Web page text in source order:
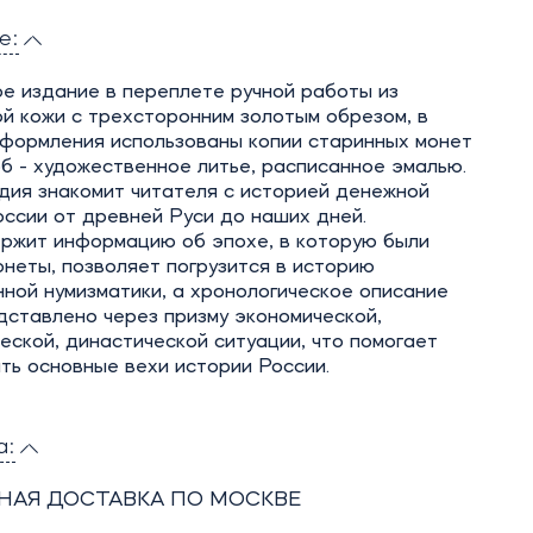
издание в переплете ручной работы из
кожи с трехсторонним золотым обрезом, в
использованы копии старинных монет
- художественное литье, расписанное эмалью.
знакомит читателя с историей денежной
от древней Руси до наших дней.
информацию об эпохе, в которую были
позволяет погрузится в историю
нумизматики, а хронологическое описание
через призму экономической,
династической ситуации, что помогает
основные вехи истории России.
ДОСТАВКА ПО МОСКВЕ